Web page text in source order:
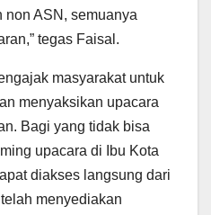
non ASN, semuanya
tegas Faisal.
masyarakat untuk
menyaksikan upacara
Bagi yang tidak bisa
upacara di Ibu Kota
diakses langsung dari
menyediakan